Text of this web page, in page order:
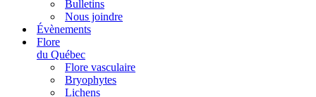
Bulletins
Nous joindre
Évènements
Flore
du Québec
Flore vasculaire
Bryophytes
Lichens